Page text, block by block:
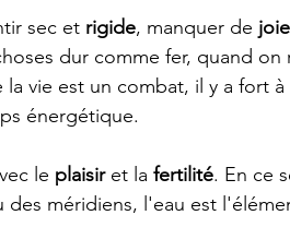
sec et rigide, manquer de joie
dur comme fer, quand on
vie est un combat, il y a fort
énergétique.
le plaisir et la fertilité. En ce
des méridiens, l'eau est